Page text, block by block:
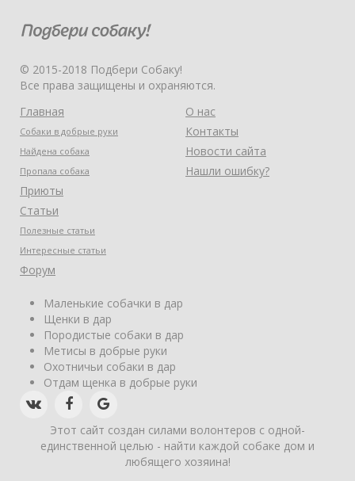
© 2015-2018 Подбери Собаку!
Все права защищены и охраняются.
Главная
Собаки в добрые руки
Найдена собака
Пропала собака
Приюты
Статьи
Полезные статьи
Интересные статьи
Форум
О нас
Контакты
Новости сайта
Нашли ошибку?
Маленькие собачки в дар
Щенки в дар
Породистые собаки в дар
Метисы в добрые руки
Охотничьи собаки в дар
Отдам щенка в добрые руки
Этот сайт создан силами волонтеров с одной-
единственной целью - найти каждой собаке дом и
любящего хозяина!